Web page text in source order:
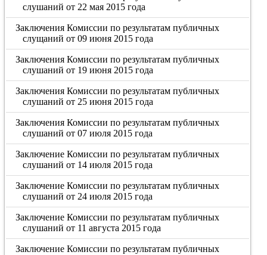
слушаний от 22 мая 2015 года
Заключения Комиссии по результатам публичных
слущаний от 09 июня 2015 года
Заключения Комиссии по результатам публичных
слушаний от 19 июня 2015 года
Заключения Комиссии по результатам публичных
слушаний от 25 июня 2015 года
Заключения Комиссии по результатам публичных
слушаний от 07 июля 2015 года
Заключение Комиссии по результатам публичных
слушаний от 14 июля 2015 года
Заключение Комиссии по результатам публичных
слушаний от 24 июля 2015 года
Заключение Комиссии по результатам публичных
слушаний от 11 августа 2015 года
Заключение Комиссии по результатам публичных